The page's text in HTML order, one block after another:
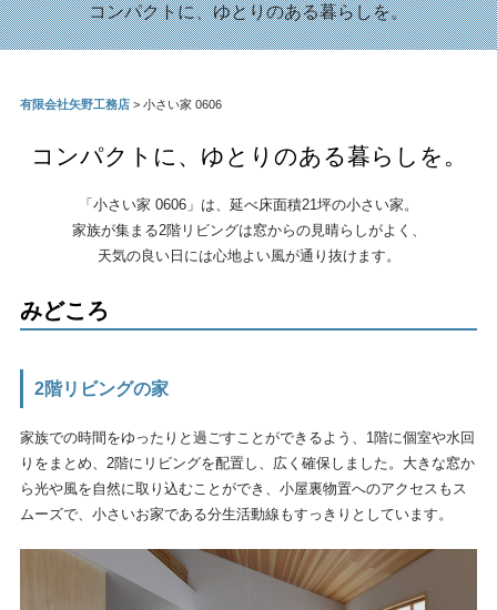
コンパクトに、ゆとりのある暮らしを。
有限会社矢野工務店> 小さい家 0606
コンパクトに、ゆとりのある暮らしを。
「小さい家 0606」は、延べ床面積21坪の小さい家。
家族が集まる2階リビングは窓からの見晴らしがよく、
天気の良い日には心地よい風が通り抜けます。
みどころ
2階リビングの家
家族での時間をゆったりと過ごすことができるよう、1階に個室や水回
りをまとめ、2階にリビングを配置し、広く確保しました。大きな窓か
ら光や風を自然に取り込むことができ、小屋裏物置へのアクセスもス
ムーズで、小さいお家である分生活動線もすっきりとしています。